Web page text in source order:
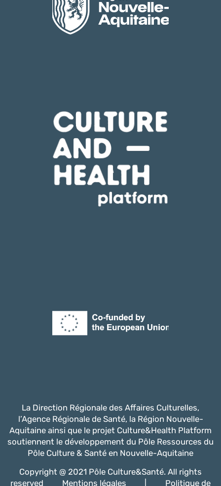
La Direction Régionale des Affaires Culturelles,
l’Agence Régionale de Santé, la Région Nouvelle-
Aquitaine ainsi que le projet Culture&Health Platform
soutiennent le développement du Pôle Ressources du
Pôle Culture & Santé en Nouvelle-Aquitaine
Copyright @ 2021 Pôle Culture&Santé. All rights
reserved
Mentions légales Politique de